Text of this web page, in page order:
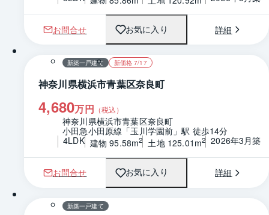
お問合せ お気に入り 詳細
1 / 0 間取り
新築一戸建て 新価格 7/17
神奈川県横浜市青葉区奈良町
4,680万円 （税込）
神奈川県横浜市青葉区奈良町
小田急小田原線「玉川学園前」駅 徒歩14分
4LDK 建物 95.58m2 土地 125.01m2 2026年3月築
お問合せ お気に入り 詳細
1 / 0 間取り
新築一戸建て